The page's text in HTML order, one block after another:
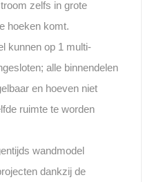
zelfs in grote
hoeken komt.
kunnen op 1 multi-
alle binnendelen
en hoeven niet
ruimte te worden
wandmodel
dankzij de